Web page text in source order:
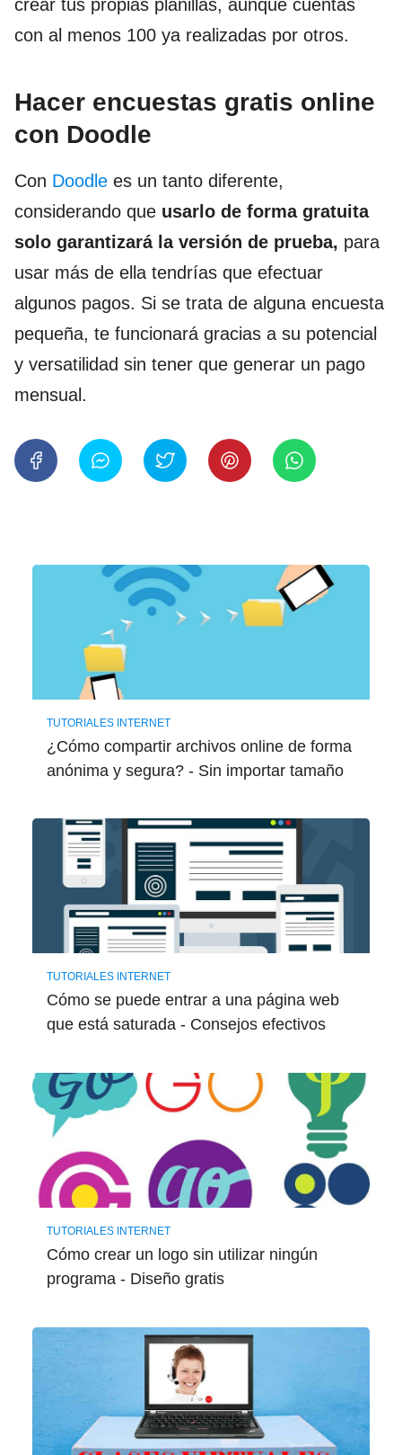
crear tus propias planillas, aunque cuentas
con al menos 100 ya realizadas por otros.
Hacer encuestas gratis online
con Doodle
Con Doodle es un tanto diferente,
considerando que usarlo de forma gratuita
solo garantizará la versión de prueba, para
usar más de ella tendrías que efectuar
algunos pagos. Si se trata de alguna encuesta
pequeña, te funcionará gracias a su potencial
y versatilidad sin tener que generar un pago
mensual.
TUTORIALES INTERNET
¿Cómo compartir archivos online de forma
anónima y segura? - Sin importar tamaño
TUTORIALES INTERNET
Cómo se puede entrar a una página web
que está saturada - Consejos efectivos
TUTORIALES INTERNET
Cómo crear un logo sin utilizar ningún
programa - Diseño gratis